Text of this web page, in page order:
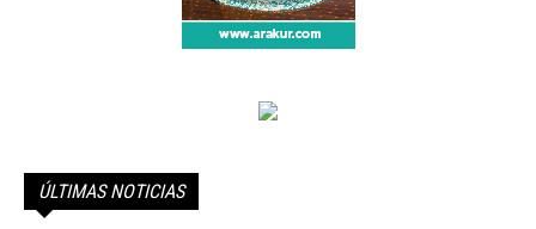
ÚLTIMAS NOTICIAS